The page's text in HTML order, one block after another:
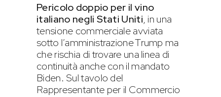
Pericolo doppio per il vino
italiano negli Stati Uniti, in una
tensione commerciale avviata
sotto l’amministrazione Trump ma
che rischia di trovare una linea di
continuità anche con il mandato
Biden. Sul tavolo del
Rappresentante per il Commercio